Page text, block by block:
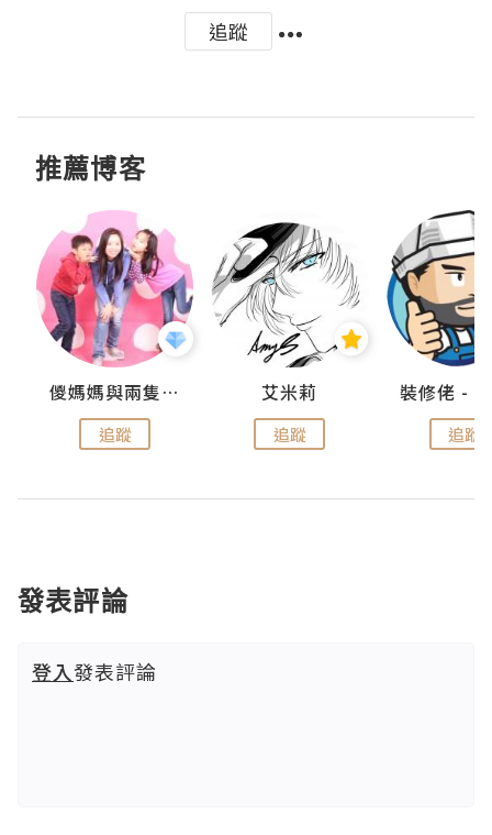
追蹤
推薦博客
儍媽媽與兩隻小魔怪之家
追蹤
艾米莉
追蹤 追蹤
發表評論
登入發表評論